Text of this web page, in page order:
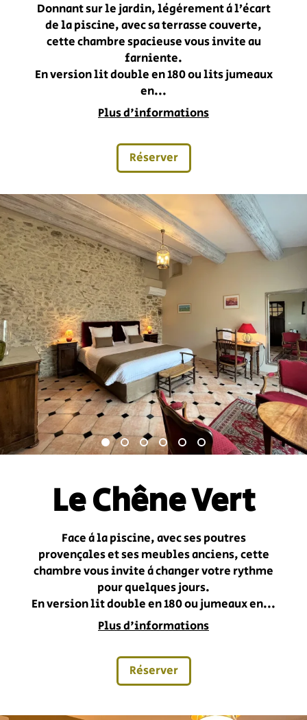
Donnant sur le jardin, légèrement à l’écart
de la piscine, avec sa terrasse couverte,
cette chambre spacieuse vous invite au
farniente.
En version lit double en 180 ou lits jumeaux
en...
Plus d'informations
Réserver
Le Chêne Vert
Face à la piscine, avec ses poutres
provençales et ses meubles anciens, cette
chambre vous invite à changer votre rythme
pour quelques jours.
En version lit double en 180 ou jumeaux en...
Plus d'informations
Réserver